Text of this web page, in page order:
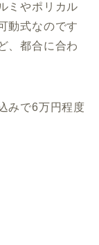
ミやポリカル
動式なのです
、都合に合わ
みで6万円程度